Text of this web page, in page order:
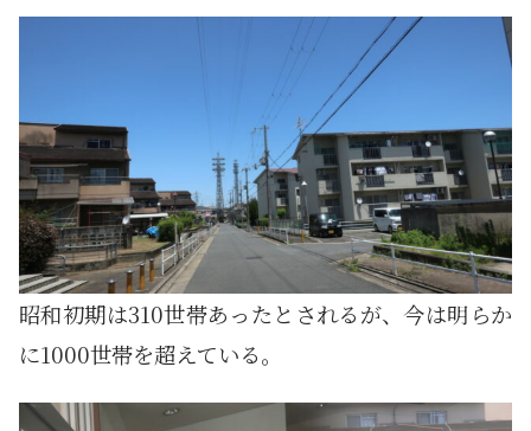
昭和初期は310世帯あったとされるが、今は明らか
に1000世帯を超えている。